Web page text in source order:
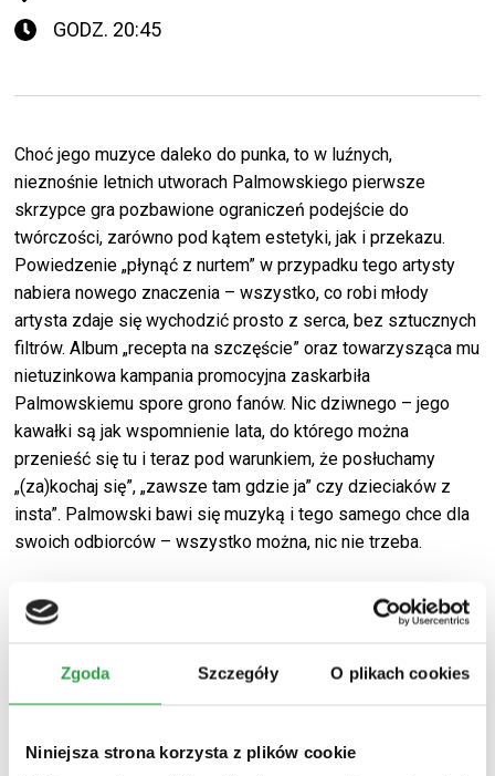
Zgoda Szczegóły O plikach cookies
Niniejsza strona korzysta z plików cookie
GODZ. 20:45
Choć jego muzyce daleko do punka, to w luźnych,
nieznośnie letnich utworach Palmowskiego pierwsze
skrzypce gra pozbawione ograniczeń podejście do
twórczości, zarówno pod kątem estetyki, jak i przekazu.
Powiedzenie „płynąć z nurtem” w przypadku tego artysty
nabiera nowego znaczenia – wszystko, co robi młody
artysta zdaje się wychodzić prosto z serca, bez sztucznych
filtrów. Album „recepta na szczęście” oraz towarzysząca mu
nietuzinkowa kampania promocyjna zaskarbiła
Palmowskiemu spore grono fanów. Nic dziwnego – jego
kawałki są jak wspomnienie lata, do którego można
przenieść się tu i teraz pod warunkiem, że posłuchamy
„(za)kochaj się”, „zawsze tam gdzie ja” czy dzieciaków z
insta”. Palmowski bawi się muzyką i tego samego chce dla
swoich odbiorców – wszystko można, nic nie trzeba.